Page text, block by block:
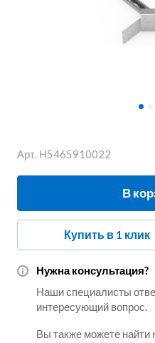
Арт. Н5465910022
В
Купить в 1 клик
Нужна консультация?
Наши специалисты
интересующий вопрос.
Вы также можете найти